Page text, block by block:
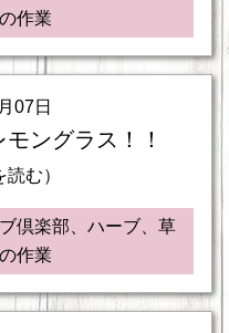
作業
07日
ングラス！！
む）
倶楽部、ハーブ、草
作業